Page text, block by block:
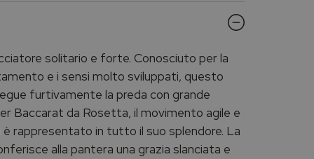
solitario e forte. Conosciuto per la
e i sensi molto sviluppati, questo
furtivamente la preda con grande
Baccarat da Rosetta, il movimento agile e
rappresentato in tutto il suo splendore. La
alla pantera una grazia slanciata e